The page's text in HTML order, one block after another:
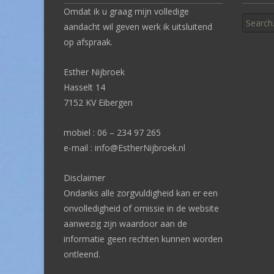
Omdat ik u graag mijn volledige
aandacht wil geven werk ik uitsluitend
op afspraak.
Esther Nijbroek
Hasselt 14
7152 KV Eibergen
mobiel : 06 – 234 97 265
e-mail : info@EstherNijbroek.nl
Disclaimer
Ondanks alle zorgvuldigheid kan er een
onvolledigheid of omissie in de website
aanwezig zijn waardoor aan de
informatie geen rechten kunnen worden
ontleend.
for: